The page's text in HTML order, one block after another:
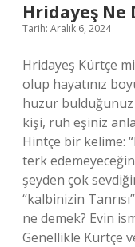
Hridayeş Ne
Tarih: Aralık 6, 2024
Hridayeş Kürtçe
olup hayatınız
huzur
kişi, ruh eşiniz
Hintçe bir kelime:
terk
şeyden çok
“kalbinizin
ne demek? Evin
Genellikle Kürtçe